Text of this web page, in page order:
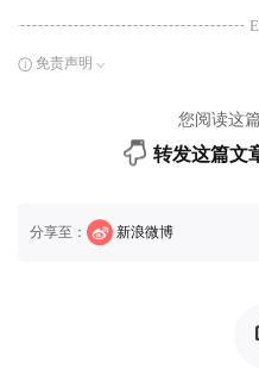
免责声明
您阅读这
转发这篇文
分享至： 新浪微博